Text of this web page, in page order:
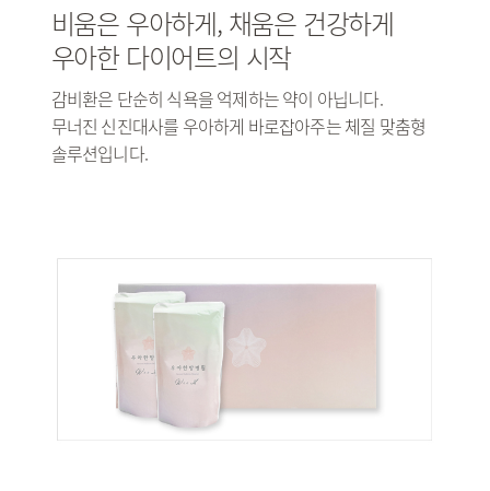
비움은 우아하게, 채움은 건강하게
우아한 다이어트의 시작
감비환은 단순히 식욕을 억제하는 약이 아닙니다.
무너진 신진대사를 우아하게 바로잡아주는 체질 맞춤형
솔루션입니다.